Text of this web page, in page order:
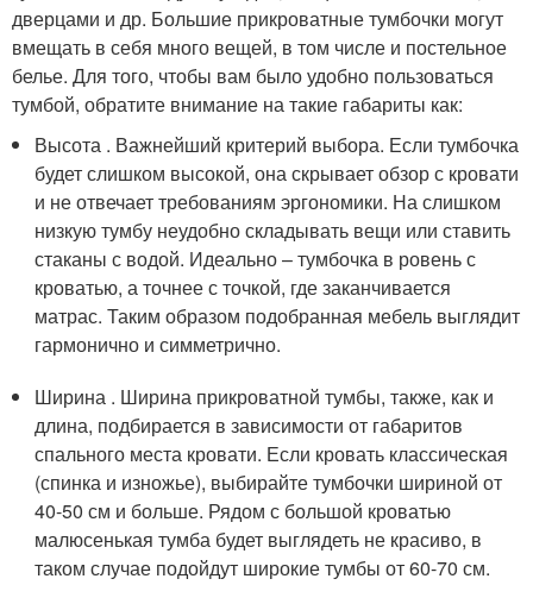
дверцами и др. Большие прикроватные тумбочки могут
вмещать в себя много вещей, в том числе и постельное
белье. Для того, чтобы вам было удобно пользоваться
тумбой, обратите внимание на такие габариты как:
Высота . Важнейший критерий выбора. Если тумбочка
будет слишком высокой, она скрывает обзор с кровати
и не отвечает требованиям эргономики. На слишком
низкую тумбу неудобно складывать вещи или ставить
стаканы с водой. Идеально – тумбочка в ровень с
кроватью, а точнее с точкой, где заканчивается
матрас. Таким образом подобранная мебель выглядит
гармонично и симметрично.
Ширина . Ширина прикроватной тумбы, также, как и
длина, подбирается в зависимости от габаритов
спального места кровати. Если кровать классическая
(спинка и изножье), выбирайте тумбочки шириной от
40-50 см и больше. Рядом с большой кроватью
малюсенькая тумба будет выглядеть не красиво, в
таком случае подойдут широкие тумбы от 60-70 см.